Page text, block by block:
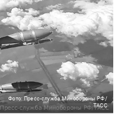
Фото: Пресс-служба Минобороны РФ/
ТАСС